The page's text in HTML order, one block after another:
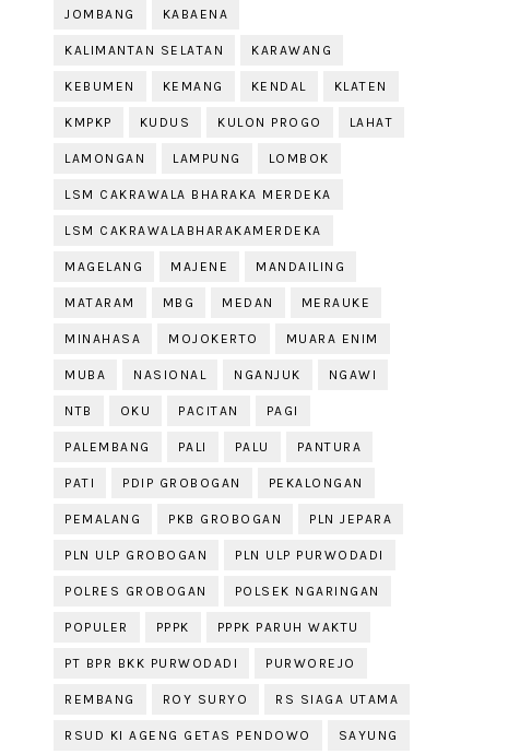
JOMBANG KABAENA
KALIMANTAN SELATAN KARAWANG
KEBUMEN KEMANG KENDAL KLATEN
KMPKP KUDUS KULON PROGO LAHAT
LAMONGAN LAMPUNG LOMBOK
LSM CAKRAWALA BHARAKA MERDEKA
LSM CAKRAWALABHARAKAMERDEKA
MAGELANG MAJENE MANDAILING
MATARAM MBG MEDAN MERAUKE
MINAHASA MOJOKERTO MUARA ENIM
MUBA NASIONAL NGANJUK NGAWI
NTB OKU PACITAN PAGI
PALEMBANG PALI PALU PANTURA
PATI PDIP GROBOGAN PEKALONGAN
PEMALANG PKB GROBOGAN PLN JEPARA
PLN ULP GROBOGAN PLN ULP PURWODADI
POLRES GROBOGAN POLSEK NGARINGAN
POPULER PPPK PPPK PARUH WAKTU
PT BPR BKK PURWODADI PURWOREJO
REMBANG ROY SURYO RS SIAGA UTAMA
RSUD KI AGENG GETAS PENDOWO SAYUNG